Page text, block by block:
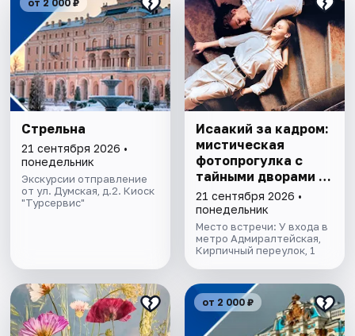
от 2 000 ₽
Стрельна
21 сентября 2026 •
понедельник
Экскурсии отправление
от ул. Думская, д.2. Киоск
"Турсервис"
Исаакий за кадром:
мистическая
фотопрогулка с
тайными дворами и
колоннадой
21 сентября 2026 •
понедельник
Место встречи: У входа в
метро Адмиралтейская,
Кирпичный переулок, 1
от 2 000 ₽